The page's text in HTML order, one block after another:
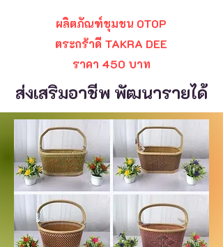
ผลิตภัณฑ์ชุมชน OTOP
ตระกร้าดี TAKRA DEE
ราคา 450 บาท
ส่งเสริมอาชีพ พัฒนารายได้